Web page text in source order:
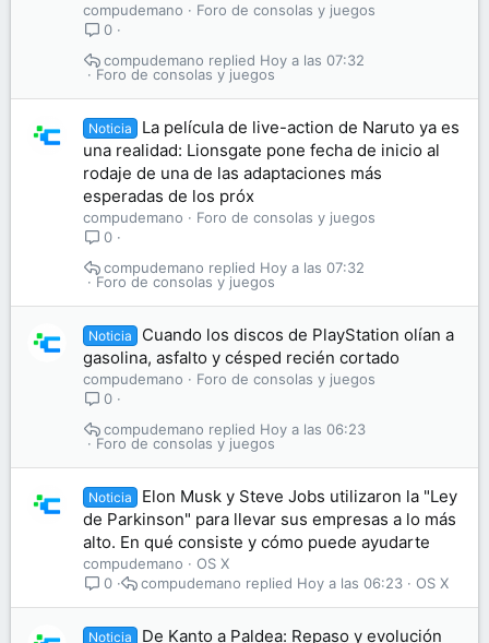
compudemano
Foro de consolas y juegos
0
Foro de consolas y juegos
Hoy a las 07:32
compudemano
Noticia
La película de live-action de Naruto ya es
una realidad: Lionsgate pone fecha de inicio al
rodaje de una de las adaptaciones más
esperadas de los próx
compudemano
Foro de consolas y juegos
0
Foro de consolas y juegos
Hoy a las 07:32
compudemano
Noticia
Cuando los discos de PlayStation olían a
gasolina, asfalto y césped recién cortado
compudemano
Foro de consolas y juegos
0
Foro de consolas y juegos
Hoy a las 06:23
compudemano
Noticia
Elon Musk y Steve Jobs utilizaron la "Ley
de Parkinson" para llevar sus empresas a lo más
alto. En qué consiste y cómo puede ayudarte
compudemano
OS X
0
OS X
Hoy a las 06:23
compudemano
Noticia De Kanto a Paldea: Repaso y evolución